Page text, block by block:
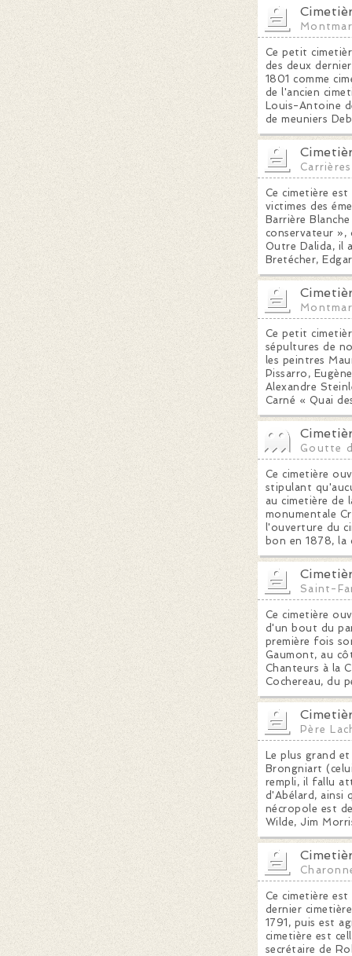
Ce petit
des deux
1801 comme
de l'ancien
Louis-Antoine
de meuniers
Carrières
Ce cimetière
victimes des
Barrière
conservateur »,
Outre Dalida, il
Bretécher,
Ce petit
sépultures de
les peintres
Pissarro,
Alexandre
Carné « Quai
Goutte
Ce cimetière
stipulant
au cimetière de
monumentale
l'ouverture du
bon en 1878, la
Saint-
Ce cimetière
d'un bout du
première fois
Gaumont, au
Chanteurs à la
Cochereau, du
Père
Le plus grand
Brongniart
rempli, il fallu
d'Abélard, ainsi
nécropole est
Wilde, Jim
Ce cimetière
dernier
1791, puis est
cimetière est
secrétaire de